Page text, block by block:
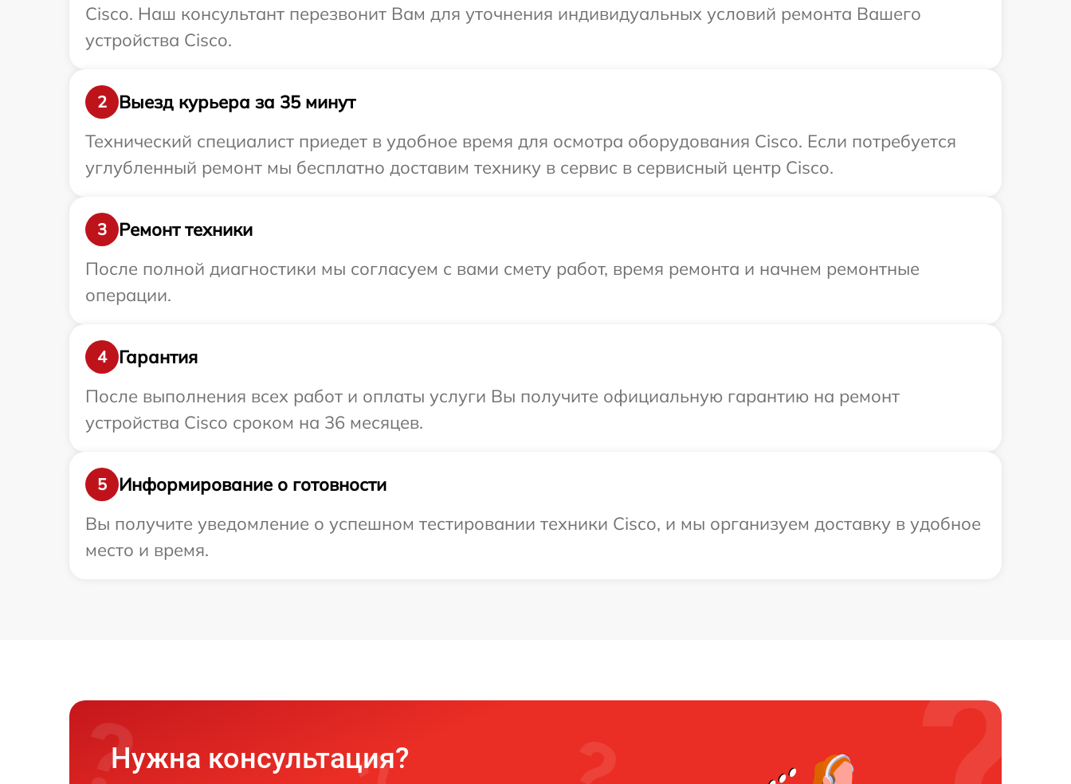
Cisco. Наш консультант перезвонит Вам для уточнения индивидуальных условий ремонта Вашего
устройства Cisco.
2
Выезд курьера за 35 минут
Технический специалист приедет в удобное время для осмотра оборудования Cisco. Если потребуется
углубленный ремонт мы бесплатно доставим технику в сервис в сервисный центр Cisco.
3
Ремонт техники
После полной диагностики мы согласуем с вами смету работ, время ремонта и начнем ремонтные
операции.
4
Гарантия
После выполнения всех работ и оплаты услуги Вы получите официальную гарантию на ремонт
устройства Cisco сроком на 36 месяцев.
5
Информирование о готовности
Вы получите уведомление о успешном тестировании техники Cisco, и мы организуем доставку в удобное
место и время.
Нужна консультация?